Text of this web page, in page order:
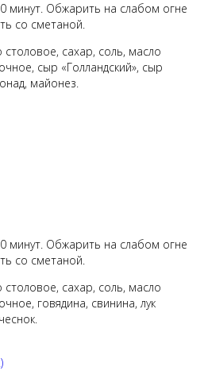
минут. Обжарить на слабом огне
со сметаной.
сахар, соль, масло
сыр «Голландский», сыр
майонез.
минут. Обжарить на слабом огне
со сметаной.
сахар, соль, масло
говядина, свинина, лук